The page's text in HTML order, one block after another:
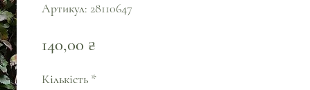
Артикул: 28110647
140,00 ₴
Кількість *